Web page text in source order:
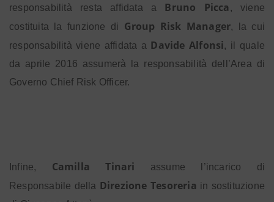
responsabilità resta affidata a Bruno Picca , viene
costituita la funzione di Group Risk Manager, la cui
responsabilità viene affidata a Davide Alfonsi, il quale
da aprile 2016 assumerà la responsabilità dell’Area di
Governo Chief Risk Officer.
Infine, Camilla Tinari assume l’incarico di
Responsabile della Direzione Tesoreria in sostituzione